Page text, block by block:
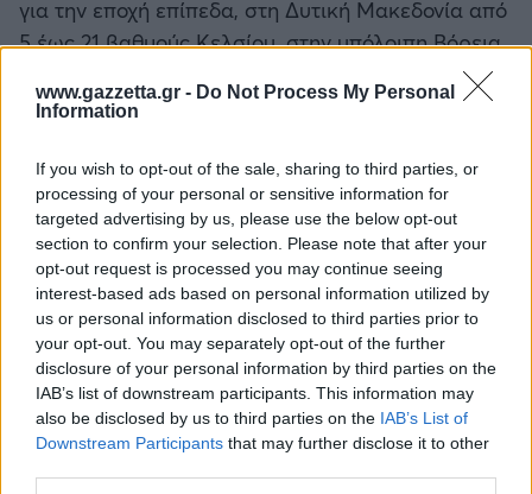
www.gazzetta.gr - Do Not Process My Personal
Information
If you wish to opt-out of the sale, sharing to third parties, or
processing of your personal or sensitive information for
targeted advertising by us, please use the below opt-out
section to confirm your selection. Please note that after your
opt-out request is processed you may continue seeing
interest-based ads based on personal information utilized by
us or personal information disclosed to third parties prior to
your opt-out. You may separately opt-out of the further
disclosure of your personal information by third parties on the
IAB’s list of downstream participants. This information may
also be disclosed by us to third parties on the IAB’s List of
Downstream Participants that may further disclose it to other
για την εποχή επίπεδα, στη Δυτική Μακεδονία από
5 έως 21 βαθμούς Κελσίου, στην υπόλοιπη Βόρεια
Ελλάδα από 6 έως 22-23 βαθμούς Κελσίου, στη
Θεσσαλία από 5 έως 25 βαθμούς Κελσίου, στη
υπόλοιπα ηπειρωτικά από 7 έως 26-29 βαθμούς
Κελσίου, στα Επτάνησα από 8 έως 22 βαθμούς
Κελσίου, στα νησιά του Βορείου Αιγαίου από 9 έως
22 βαθμούς Κελσίου, και στα υπόλοιπα νησιωτικά
τμήματα του Αιγαίου και στη Κρήτη από 9 έως 27-
30 βαθμούς Κελσίου.
ΔΙΑΒΑΣΕ ΑΚΟΜΗ:
Η απορία της ημέρας: Πως μυρίζει άραγε ο Διεθνής